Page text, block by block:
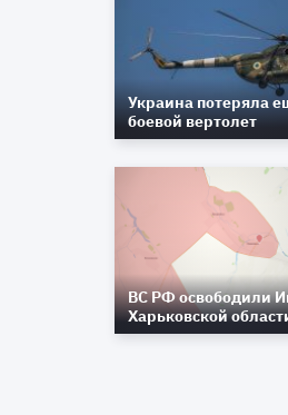
Украина потеряла
боевой вертолет
ВС РФ освободили
Харьковской